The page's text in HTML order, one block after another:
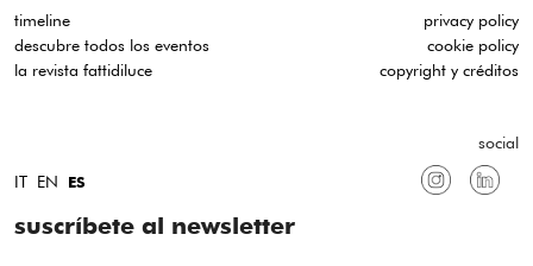
timeline
descubre todos los eventos
la revista fattidiluce
privacy policy
cookie policy
copyright y créditos
IT EN ES
social
suscríbete al newsletter